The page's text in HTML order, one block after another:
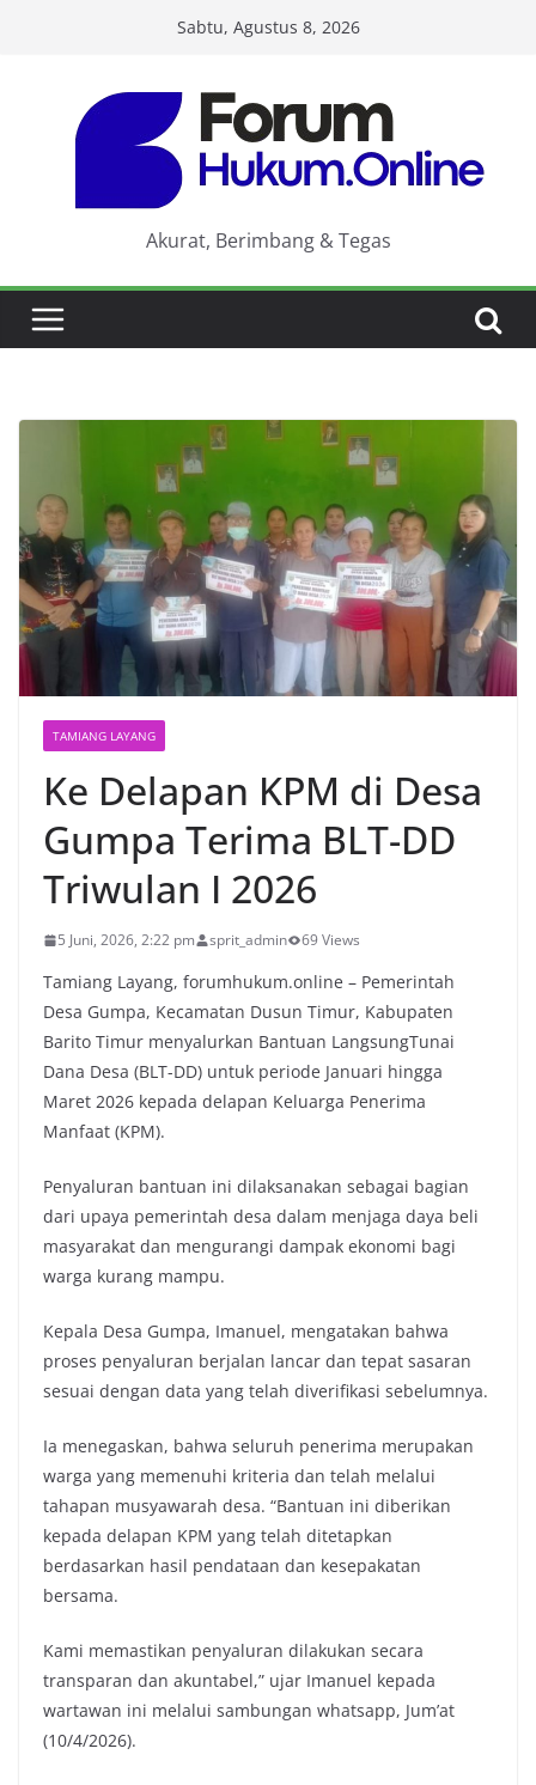
Sabtu, Agustus 8, 2026
Akurat, Berimbang & Tegas
TAMIANG LAYANG
Ke Delapan KPM di Desa
Gumpa Terima BLT-DD
Triwulan I 2026
5 Juni, 2026, 2:22 pm sprit_admin 69 Views
Tamiang Layang, forumhukum.online – Pemerintah
Desa Gumpa, Kecamatan Dusun Timur, Kabupaten
Barito Timur menyalurkan Bantuan LangsungTunai
Dana Desa (BLT-DD) untuk periode Januari hingga
Maret 2026 kepada delapan Keluarga Penerima
Manfaat (KPM).
Penyaluran bantuan ini dilaksanakan sebagai bagian
dari upaya pemerintah desa dalam menjaga daya beli
masyarakat dan mengurangi dampak ekonomi bagi
warga kurang mampu.
Kepala Desa Gumpa, Imanuel, mengatakan bahwa
proses penyaluran berjalan lancar dan tepat sasaran
sesuai dengan data yang telah diverifikasi sebelumnya.
Ia menegaskan, bahwa seluruh penerima merupakan
warga yang memenuhi kriteria dan telah melalui
tahapan musyawarah desa. “Bantuan ini diberikan
kepada delapan KPM yang telah ditetapkan
berdasarkan hasil pendataan dan kesepakatan
bersama.
Kami memastikan penyaluran dilakukan secara
transparan dan akuntabel,” ujar Imanuel kepada
wartawan ini melalui sambungan whatsapp, Jum’at
(10/4/2026).